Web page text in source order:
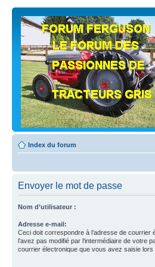
Index du forum
Envoyer le mot de passe
Nom d’utilisateur :
Adresse e-mail:
Ceci doit correspondre à l’adresse de
l’avez pas modifié par l’intermédiaire de votre
courrier électronique que vous avez saisie lors